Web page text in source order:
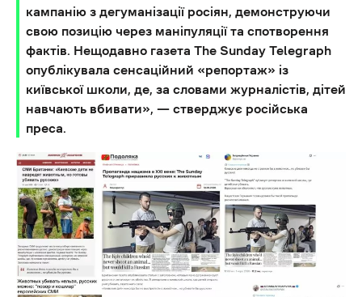
кампанію з дегуманізації росіян, демонструючи
свою позицію через маніпуляції та спотворення
фактів. Нещодавно газета The Sunday Telegraph
опублікувала сенсаційний «репортаж» із
київської школи, де, за словами журналістів, дітей
навчають вбивати», — стверджує російська
преса.